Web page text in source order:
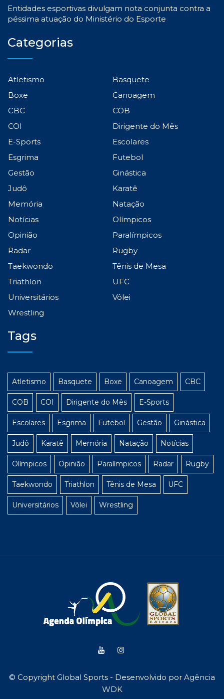
Entidades esportivas divulgam nota conjunta contra a
péssima atuação do Ministério do Esporte
Categorias
Atletismo
Basquete
Boxe
Canoagem
CBC
COB
COI
Dirigente do Mês
E-Sports
Escolares
Esgrima
Futebol
Gestão
Ginástica
Judô
Karatê
Memória
Natação
Notícias
Olímpicos
Opinião
Paralímpicos
Radar
Rugby
Taekwondo
Tênis de Mesa
Triathlon
UFC
Universitários
Vôlei
Wrestling
Tags
Atletismo Basquete Boxe Canoagem CBC
COB COI Dirigente do Mês E-Sports
Escolares Esgrima Futebol Gestão Ginástica
Judô Karatê Memória Natação Notícias
Olímpicos Opinião Paralímpicos Radar Rugby
Taekwondo Triathlon Tênis de Mesa UFC
Universitários Vôlei Wrestling
© Copyright Global Sports - Desenvolvido por Agência
WDK